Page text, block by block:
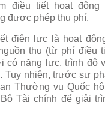
điều tiết hoạt
được phép thu phí.
điện lực là hoạt
thu (từ phí điều
có năng lực, trình độ
Tuy nhiên, trước sự
Thường vụ Quốc
Tài chính để giải